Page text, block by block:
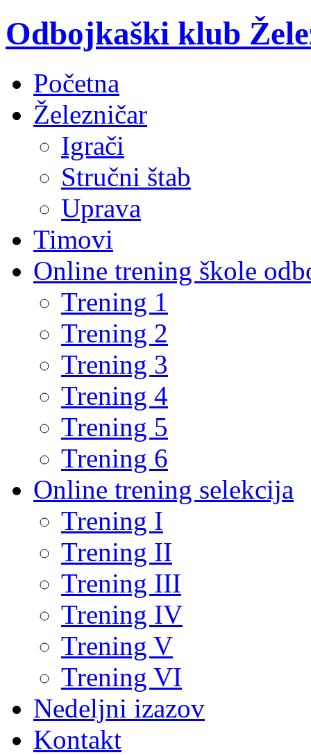
Odbojkaški klub
Početna
Železničar
Igrači
Stručni štab
Uprava
Timovi
Online trening škole
Trening 1
Trening 2
Trening 3
Trening 4
Trening 5
Trening 6
Online trening selekcija
Trening I
Trening II
Trening III
Trening IV
Trening V
Trening VI
Nedeljni izazov
Kontakt